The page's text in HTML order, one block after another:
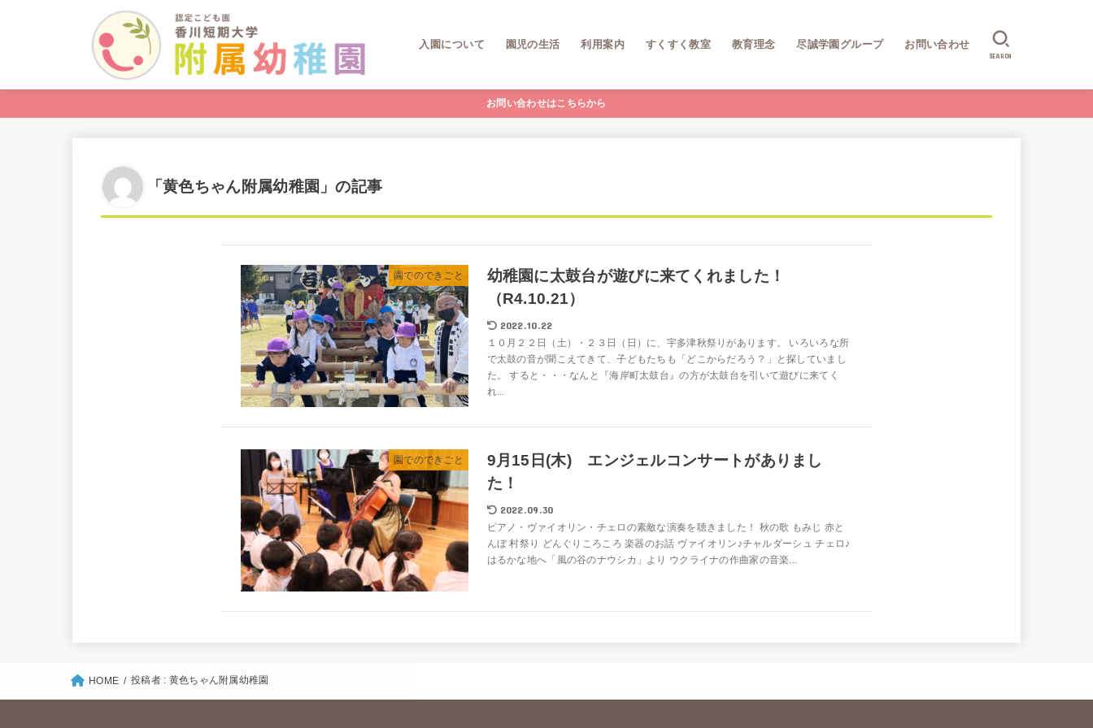
入園について 園児の生活 利用案内 すくすく教室 教育理念 尽誠学園グループ お問い合わせ
SEARCH
お問い合わせはこちらから
「黄色ちゃん附属幼稚園」の記事
園でのできごと
幼稚園に太鼓台が遊びに来てくれました！
（R4.10.21）
2022.10.22
１０月２２日（土）・２３日（日）に、宇多津秋祭りがあります。 いろいろな所
で太鼓の音が聞こえてきて、子どもたちも「どこからだろう？」と探していまし
た。 すると・・・なんと『海岸町太鼓台』の方が太鼓台を引いて遊びに来てく
れ...
園でのできごと
9月15日(木) エンジェルコンサートがありまし
た！
2022.09.30
ピアノ・ヴァイオリン・チェロの素敵な演奏を聴きました！ 秋の歌 もみじ 赤と
んぼ 村祭り どんぐりころころ 楽器のお話 ヴァイオリン♪チャルダーシュ チェロ♪
はるかな地へ「風の谷のナウシカ」より ウクライナの作曲家の音楽...
HOME 投稿者 : 黄色ちゃん附属幼稚園